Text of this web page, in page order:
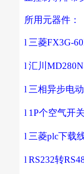
所用元器件：
l 三菱FX3G-
l 汇川
l 三相异步电
l 1P个空气开关
l 三菱plc下载
l RS232转